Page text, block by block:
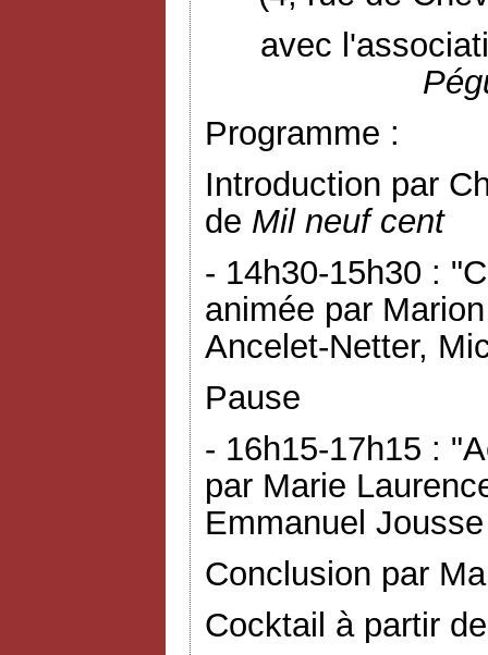
avec
Programme :
Introduction par
de Mil neuf cent
- 14h30-15h30 :
animée par
Ancelet-Netter,
Pause
- 16h15-17h15 :
par Marie
Emmanuel
Conclusion par
Cocktail à partir